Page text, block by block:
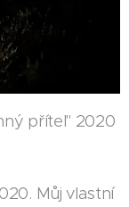
přítel" 2020
Můj vlastní